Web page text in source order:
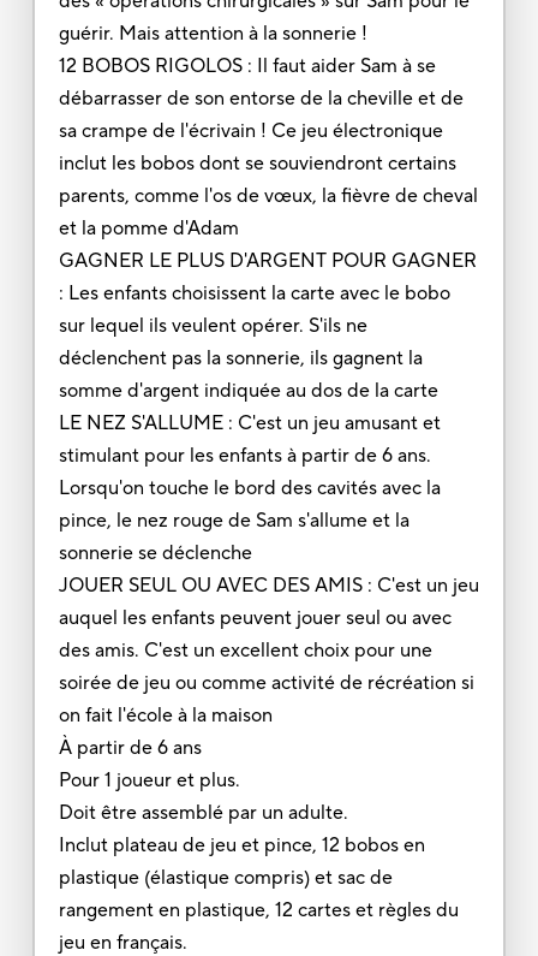
guérir. Mais attention à la sonnerie !
12 BOBOS RIGOLOS : Il faut aider Sam à se
débarrasser de son entorse de la cheville et de
sa crampe de l'écrivain ! Ce jeu électronique
inclut les bobos dont se souviendront certains
parents, comme l'os de vœux, la fièvre de cheval
et la pomme d'Adam
GAGNER LE PLUS D'ARGENT POUR GAGNER
: Les enfants choisissent la carte avec le bobo
sur lequel ils veulent opérer. S'ils ne
déclenchent pas la sonnerie, ils gagnent la
somme d'argent indiquée au dos de la carte
LE NEZ S'ALLUME : C'est un jeu amusant et
stimulant pour les enfants à partir de 6 ans.
Lorsqu'on touche le bord des cavités avec la
pince, le nez rouge de Sam s'allume et la
sonnerie se déclenche
JOUER SEUL OU AVEC DES AMIS : C'est un jeu
auquel les enfants peuvent jouer seul ou avec
des amis. C'est un excellent choix pour une
soirée de jeu ou comme activité de récréation si
on fait l'école à la maison
À partir de 6 ans
Pour 1 joueur et plus.
Doit être assemblé par un adulte.
Inclut plateau de jeu et pince, 12 bobos en
plastique (élastique compris) et sac de
rangement en plastique, 12 cartes et règles du
jeu en français.